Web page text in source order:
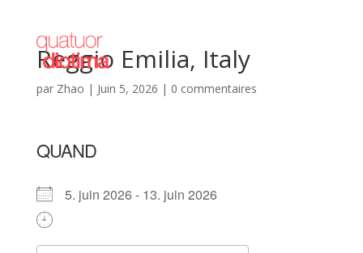
Reggio Emilia, Italy
par Zhao | Juin 5, 2026 | 0 commentaires
QUAND
5. juin 2026 - 13. juin 2026